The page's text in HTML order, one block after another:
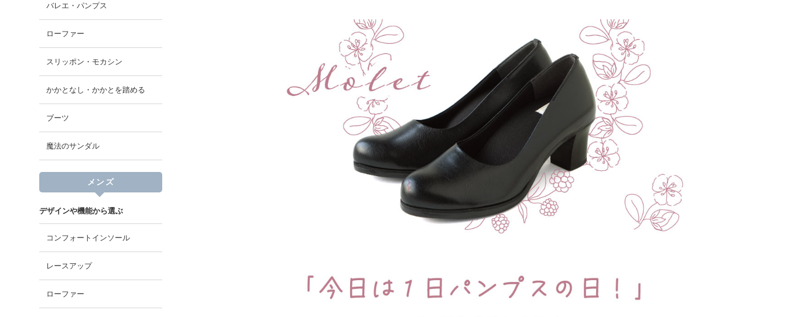
バレエ・パンプス
ローファー
スリッポン・モカシン
かかとなし・かかとを踏める
ブーツ
魔法のサンダル
メンズ
デザインや機能から選ぶ
コンフォートインソール
レースアップ
ローファー